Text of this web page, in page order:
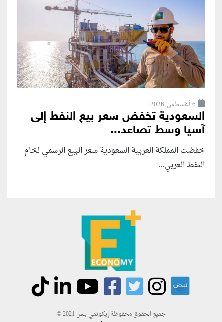
6 أغسطس ,2026
السعودية تخفض سعر بيع النفط إلى
آسيا وسط تصاعد...
خفضت المملكة العربية السعودية سعر البيع الرسمي لخام
النفط العربي...
جميع الحقوق محفوظة إيكونمي بلس 2021 ©